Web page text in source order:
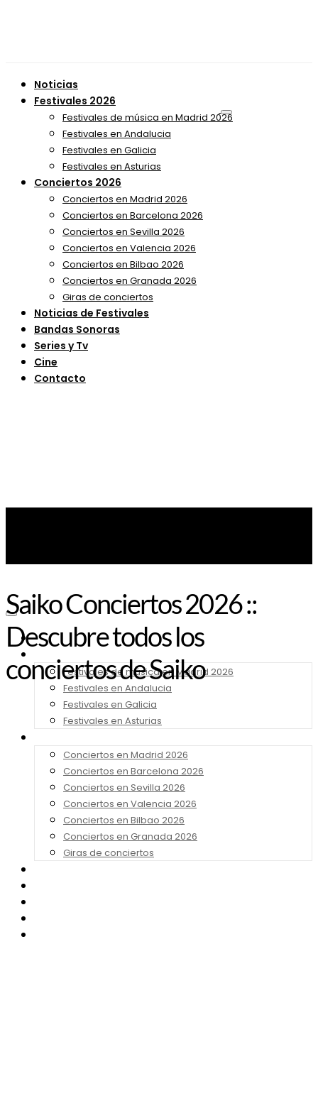
Noticias
Festivales 2026
Festivales de música en Madrid 2026
Festivales en Andalucia
Festivales en Galicia
Festivales en Asturias
Conciertos 2026
Conciertos en Madrid 2026
Conciertos en Barcelona 2026
Conciertos en Sevilla 2026
Conciertos en Valencia 2026
Conciertos en Bilbao 2026
Conciertos en Granada 2026
Giras de conciertos
Noticias de Festivales
Bandas Sonoras
Series y Tv
Cine
Contacto
Noticias
Festivales de música en Madrid 2026
Festivales en Andalucia
Festivales en Galicia
Festivales en Asturias
Conciertos en Madrid 2026
Conciertos en Barcelona 2026
Conciertos en Sevilla 2026
Conciertos en Valencia 2026
Conciertos en Bilbao 2026
Conciertos en Granada 2026
Giras de conciertos
Saiko Conciertos 2026 ::
Descubre todos los
conciertos de Saiko